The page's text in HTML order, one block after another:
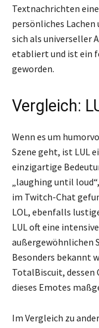
Textnachrichten
persönliches Lachen
sich als universeller
etabliert und ist ein
geworden.
Vergleich:
Wenn es um
Szene geht, ist LUL
einzigartige
„laughing until
im Twitch-Chat
LOL, ebenfalls
LUL oft eine
außergewöhnlichen
Besonders bekannt
TotalBiscuit, dessen
dieses Emotes
Im Vergleich zu